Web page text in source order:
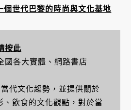
個世代巴黎的時尚與文化基地
按此
國各大實體、網路書店
代文化趨勢，並提供關於
、飲食的文化觀點，對於當